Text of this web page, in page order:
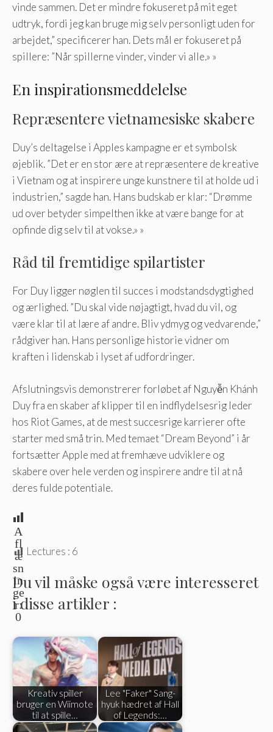
vinde sammen. Det er mindre fokuseret på mit eget
udtryk, fordi jeg kan bruge mig selv personligt uden for
arbejdet,” specificerer han. Dets mål er fokuseret på
spillere: ”Når spillerne vinder, vinder vi alle.» »
En inspirationsmeddelelse
Repræsentere vietnamesiske skabere
Duy’s deltagelse i Apples kampagne er et symbolsk
øjeblik. ”Det er en stor ære at repræsentere de kreative
i Vietnam og at inspirere unge kunstnere til at holde ud i
industrien,” sagde han. Hans budskab er klar: “Drømme
ud over betyder simpelthen ikke at være bange for at
opfinde dig selv til at vokse.» »
Råd til fremtidige spilartister
For Duy ligger nøglen til succes i modstandsdygtighed
og ærlighed. ”Du skal vide nøjagtigt, hvad du vil, og
være klar til at lære af andre. Bliv ydmyg og vedvarende,”
rådgiver han. Hans personlige historie vidner om
kraften i lidenskab i lyset af udfordringer.
Afslutningsvis demonstrerer forløbet af Nguyễn Khánh
Duy fra en skaber af klipper til en indflydelsesrig leder
hos Riot Games, at de mest succesrige karrierer ofte
starter med små trin. Med temaet “Dream Beyond” i år
fortsætter Apple med at fremhæve udviklere og
skabere over hele verden og inspirere andre til at nå
deres fulde potentiale.
A
fl
æ
sn
in
ge
r:
0
Lectures : 6
Du vil måske også være interesseret
i disse artikler :
Kreativ spiller
bruger en Wiimote
til at spille…
Lee "Faker" Sang-
hyuk hædret af Hall
of Legends:…